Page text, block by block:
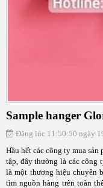
Sample hanger
Đăng lúc 11:50:50 ngày
Hầu hết các công ty mua sản
tập, đây thường là các công
là một thương hiệu chuyên
tìm nguồn hàng trên toàn